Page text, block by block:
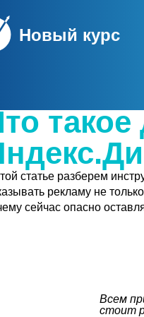
Новый курс
статье разберем
рекламу не
сейчас опасно
Всем
стоит